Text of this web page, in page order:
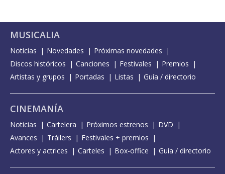
MUSICALIA
Noticias Novedades
Próximas novedades
Discos históricos
Canciones Festivales
Premios
Artistas y grupos
Portadas Listas Guía / directorio
CINEMANÍA
Noticias Cartelera Próximos estrenos
DVD
Avances
Tráilers
Festivales + premios
Actores y actrices
Carteles Box-office Guía / directorio